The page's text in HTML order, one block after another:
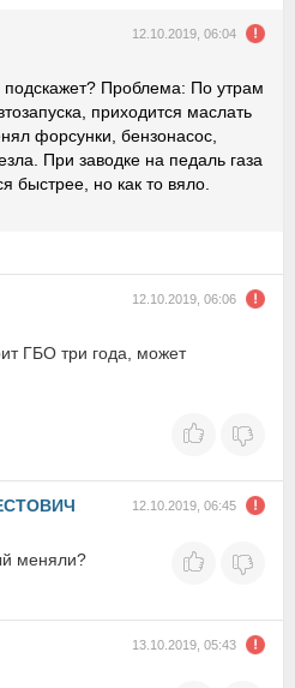
12.10.2019, 06:04
подскажет? Проблема: По утрам
приходится маслать
форсунки, бензонасос,
При заводке на педаль газа
быстрее, но как то вяло.
12.10.2019, 06:06
ГБО три года, может
12.10.2019, 06:45
меняли?
13.10.2019, 05:43